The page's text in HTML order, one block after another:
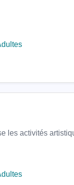
les activités